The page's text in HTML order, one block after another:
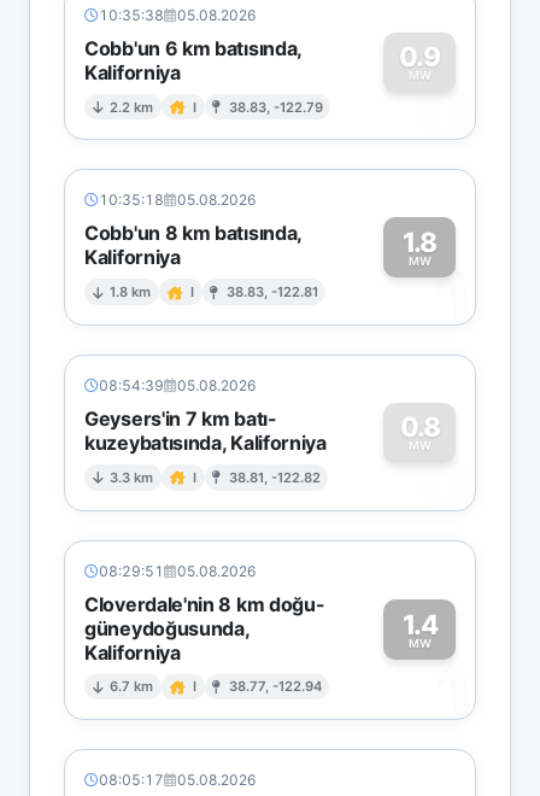
10:35:38 05.08.2026
Cobb'un 6 km batısında,
Kaliforniya
2.2 km I 38.83, -122.79
0.9
MW
0
10:35:18 05.08.2026
Cobb'un 8 km batısında,
Kaliforniya
1.8 km I 38.83, -122.81
1.8
MW1
08:54:39 05.08.2026
Geysers'in 7 km batı-
kuzeybatısında, Kaliforniya
3.3 km I 38.81, -122.82
0.8
MW
0
08:29:51 05.08.2026
Cloverdale'nin 8 km doğu-
güneydoğusunda,
Kaliforniya
6.7 km I 38.77, -122.94
1.4
MW
1
08:05:17 05.08.2026